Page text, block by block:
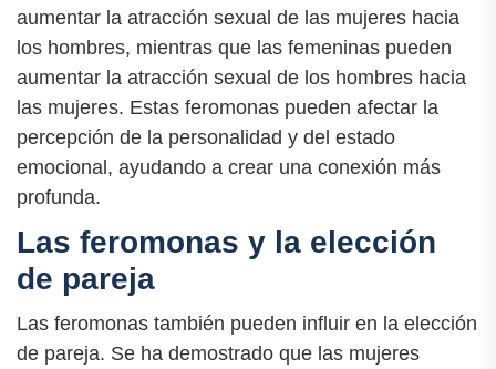
aumentar la atracción sexual de las mujeres hacia
los hombres, mientras que las femeninas pueden
aumentar la atracción sexual de los hombres hacia
las mujeres. Estas feromonas pueden afectar la
percepción de la personalidad y del estado
emocional, ayudando a crear una conexión más
profunda.
Las feromonas y la elección
de pareja
Las feromonas también pueden influir en la elección
de pareja. Se ha demostrado que las mujeres